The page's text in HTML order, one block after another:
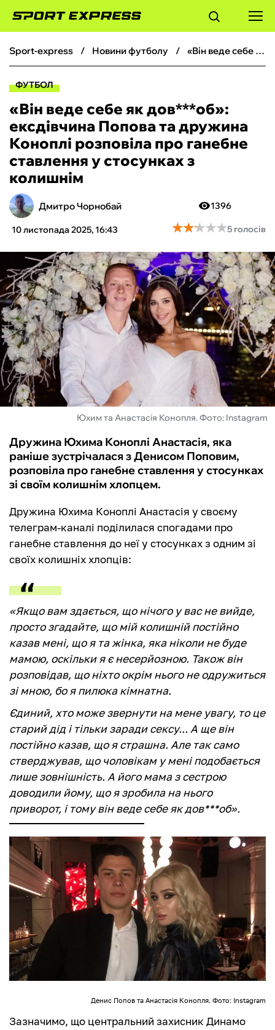
ФУТБОЛ
БОКС
ХОКЕЙ
ТЕНІС
КІБЕРСПОРТ
ЧС-2026
ФУТЗАЛ
ІНШІ
БУКМЕКЕРИ
sport-express новини футболу «Він веде себе як дов***об»: ексдівчина Попова та дружина Коноплі розповіла про ганебне ставлення у стосунках з колишнім
ФУТБОЛ
«Він веде себе як дов***об»:
ексдівчина Попова та дружина
Коноплі розповіла про ганебне
ставлення у стосунках з
колишнім
Дмитро Чорнобай
10 листопада 2025, 16:43
1396
★★★★★
★★★★★5 голосів
Юхим та Анастасія Конопля. Фото: Instagram
Дружина Юхима Коноплі Анастасія, яка
раніше зустрічалася з Денисом Поповим,
розповіла про ганебне ставлення у стосунках
зі своїм колишнім хлопцем.
Дружина Юхима Коноплі Анастасія у своєму
телеграм-каналі поділилася спогадами про
ганебне ставлення до неї у стосунках з одним зі
своїх колишніх хлопців:
«Якщо вам здається, що нічого у вас не вийде,
просто згадайте, що мій колишній постійно
казав мені, що я та жінка, яка ніколи не буде
мамою, оскільки я є несерйозною. Також він
розповідав, що ніхто окрім нього не одружиться
зі мною, бо я пилюка кімнатна.
Єдиний, хто може звернути на мене увагу, то це
старий дід і тільки заради сексу... А ще він
постійно казав, що я страшна. Але так само
стверджував, що чоловікам у мені подобається
лише зовнішність. А його мама з сестрою
доводили йому, що я зробила на нього
приворот, і тому він веде себе як дов***об».
Денис Попов та Анастасія Конопля. Фото: Instagram
Зазначимо, що центральний захисник Динамо